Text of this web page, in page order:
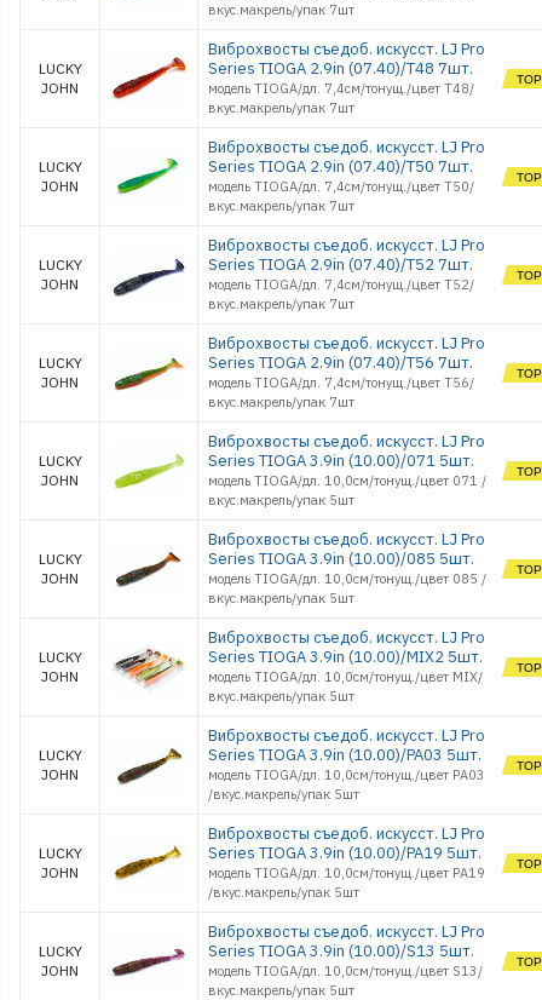
вкус.макрель/упак 7шт
LUCKY
JOHN
Виброхвосты съедоб. искусст. LJ Pro
Series TIOGA 2.9in (07.40)/T48 7шт.
модель TIOGA/дл. 7,4см/тонущ./цвет T48/
вкус.макрель/упак 7шт
LUCKY
JOHN
Виброхвосты съедоб. искусст. LJ Pro
Series TIOGA 2.9in (07.40)/T50 7шт.
модель TIOGA/дл. 7,4см/тонущ./цвет T50/
вкус.макрель/упак 7шт
LUCKY
JOHN
Виброхвосты съедоб. искусст. LJ Pro
Series TIOGA 2.9in (07.40)/T52 7шт.
модель TIOGA/дл. 7,4см/тонущ./цвет T52/
вкус.макрель/упак 7шт
LUCKY
JOHN
Виброхвосты съедоб. искусст. LJ Pro
Series TIOGA 2.9in (07.40)/T56 7шт.
модель TIOGA/дл. 7,4см/тонущ./цвет T56/
вкус.макрель/упак 7шт
LUCKY
JOHN
Виброхвосты съедоб. искусст. LJ Pro
Series TIOGA 3.9in (10.00)/071 5шт.
модель TIOGA/дл. 10,0см/тонущ./цвет 071 /
вкус.макрель/упак 5шт
LUCKY
JOHN
Виброхвосты съедоб. искусст. LJ Pro
Series TIOGA 3.9in (10.00)/085 5шт.
модель TIOGA/дл. 10,0см/тонущ./цвет 085 /
вкус.макрель/упак 5шт
LUCKY
JOHN
Виброхвосты съедоб. искусст. LJ Pro
Series TIOGA 3.9in (10.00)/MIX2 5шт.
модель TIOGA/дл. 10,0см/тонущ./цвет MIX/
вкус.макрель/упак 5шт
LUCKY
JOHN
Виброхвосты съедоб. искусст. LJ Pro
Series TIOGA 3.9in (10.00)/PA03 5шт.
модель TIOGA/дл. 10,0см/тонущ./цвет PA03
/вкус.макрель/упак 5шт
LUCKY
JOHN
Виброхвосты съедоб. искусст. LJ Pro
Series TIOGA 3.9in (10.00)/PA19 5шт.
модель TIOGA/дл. 10,0см/тонущ./цвет PA19
/вкус.макрель/упак 5шт
LUCKY
JOHN
Виброхвосты съедоб. искусст. LJ Pro
Series TIOGA 3.9in (10.00)/S13 5шт.
модель TIOGA/дл. 10,0см/тонущ./цвет S13/
вкус.макрель/упак 5шт